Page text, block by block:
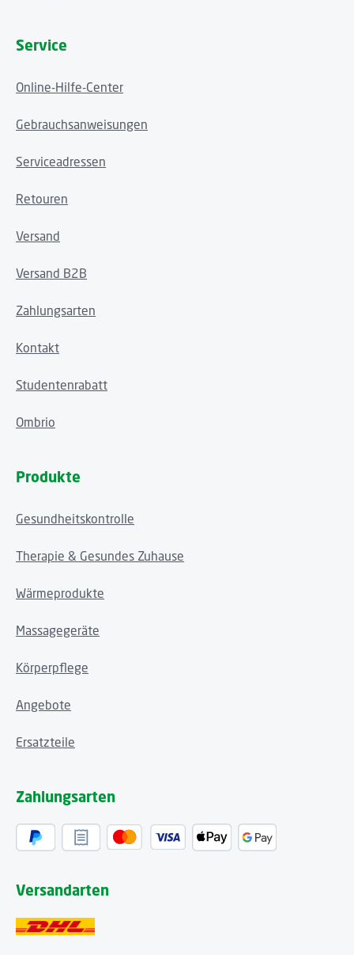
Service
Online-Hilfe-Center
Gebrauchsanweisungen
Serviceadressen
Retouren
Versand
Versand B2B
Zahlungsarten
Kontakt
Studentenrabatt
Ombrio
Produkte
Gesundheitskontrolle
Therapie & Gesundes Zuhause
Wärmeprodukte
Massagegeräte
Körperpflege
Angebote
Ersatzteile
Zahlungsarten
Versandarten